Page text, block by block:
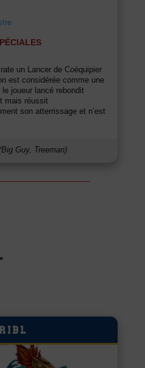
un Lancer de Coéquipier
est considérée comme une
joueur lancé rebondit
mais réussit
son atterrissage et n’est
Guy, Treeman)